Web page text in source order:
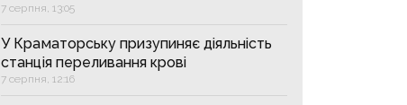
7 серпня, 13:05
У Краматорську призупиняє діяльність
станція переливання крові
7 серпня, 12:16